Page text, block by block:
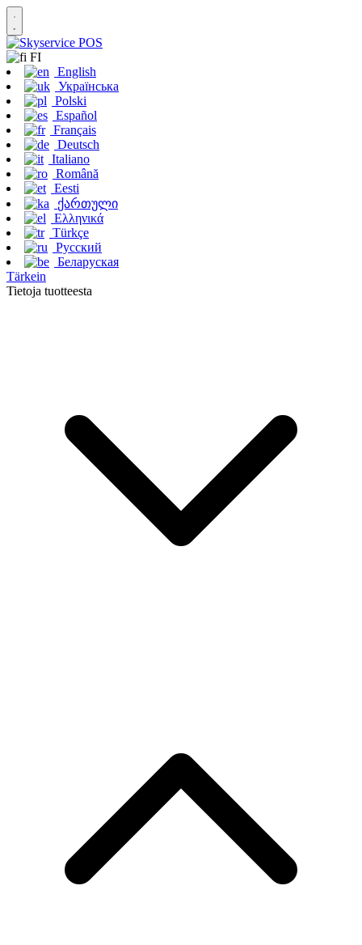
FI
English
Українська
Polski
Español
Français
Deutsch
Italiano
Română
Eesti
ქართული
Ελληνικά
Türkçe
Русский
Беларуская
Tärkein
Tietoja tuotteesta